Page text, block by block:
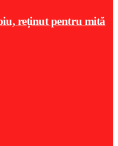
reținut pentru mită